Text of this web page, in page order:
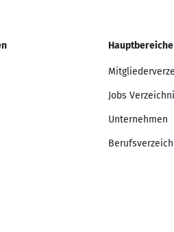
Hauptbereiche
Jobs
Unternehmen